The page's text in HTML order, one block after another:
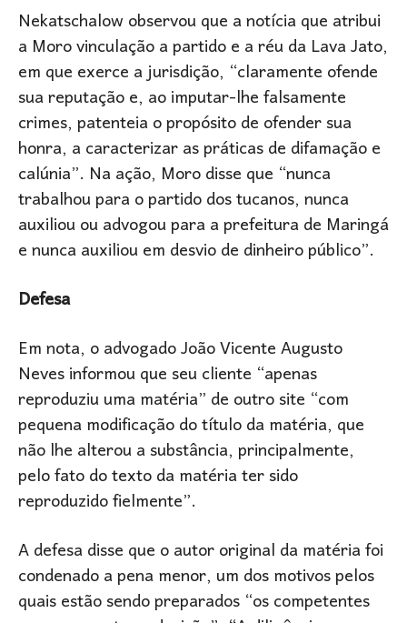
Nekatschalow observou que a notícia que atribui
a Moro vinculação a partido e a réu da Lava Jato,
em que exerce a jurisdição, “claramente ofende
sua reputação e, ao imputar-lhe falsamente
crimes, patenteia o propósito de ofender sua
honra, a caracterizar as práticas de difamação e
calúnia”. Na ação, Moro disse que “nunca
trabalhou para o partido dos tucanos, nunca
auxiliou ou advogou para a prefeitura de Maringá
e nunca auxiliou em desvio de dinheiro público”.
Defesa
Em nota, o advogado João Vicente Augusto
Neves informou que seu cliente “apenas
reproduziu uma matéria” de outro site “com
pequena modificação do título da matéria, que
não lhe alterou a substância, principalmente,
pelo fato do texto da matéria ter sido
reproduzido fielmente”.
A defesa disse que o autor original da matéria foi
condenado a pena menor, um dos motivos pelos
quais estão sendo preparados “os competentes